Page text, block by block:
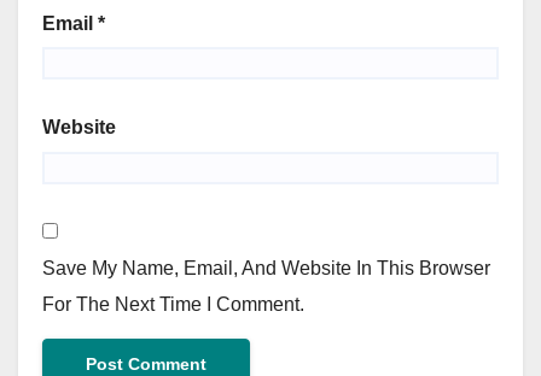
Email *
Website
Save My Name, Email, And Website In This Browser
For The Next Time I Comment.